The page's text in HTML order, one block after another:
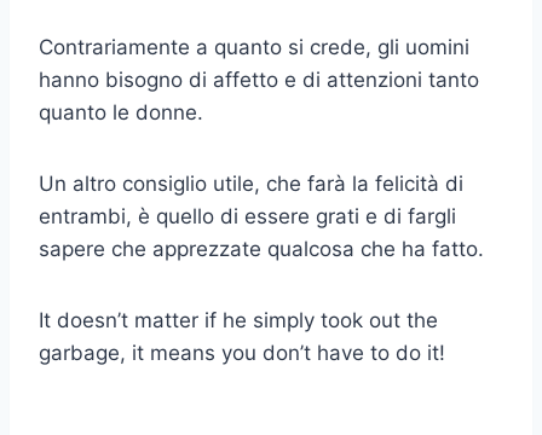
Contrariamente a quanto si crede, gli uomini
hanno bisogno di affetto e di attenzioni tanto
quanto le donne.
Un altro consiglio utile, che farà la felicità di
entrambi, è quello di essere grati e di fargli
sapere che apprezzate qualcosa che ha fatto.
It doesn’t matter if he simply took out the
garbage, it means you don’t have to do it!